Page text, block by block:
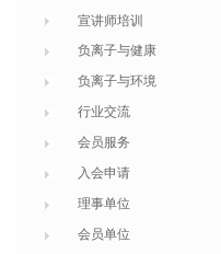
宣讲师培训
负离子与健康
负离子与环境
行业交流
会员服务
入会申请
理事单位
会员单位